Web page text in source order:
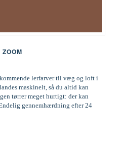
ZOOM
lerfarver til væg og loft i
maskinelt, så du altid kan
tørrer meget hurtigt: der kan
gennemhærdning efter 24